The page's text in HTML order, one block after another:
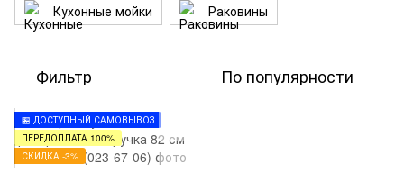
Кухонные мойки
Раковины
Фильтр По популярности
🏪 ДОСТУПНЫЙ САМОВЫВОЗ
ПЕРЕДОПЛАТА 100%
СКИДКА -3%